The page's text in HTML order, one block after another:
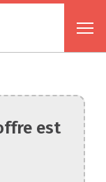
est